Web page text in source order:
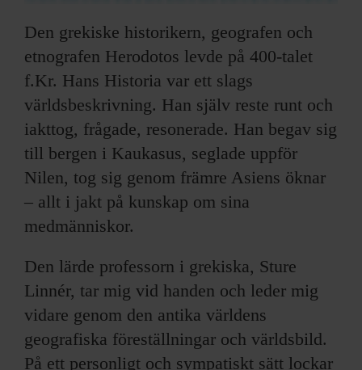
Den grekiske historikern, geografen och
etnografen Herodotos levde på 400-talet
f.Kr. Hans Historia var ett slags
världsbeskrivning. Han själv reste runt och
iakttog, frågade, resonerade. Han begav sig
till bergen i Kaukasus, seglade uppför
Nilen, tog sig genom främre Asiens öknar
– allt i jakt på kunskap om sina
medmänniskor.
Den lärde professorn i grekiska, Sture
Linnér, tar mig vid handen och leder mig
vidare genom den antika världens
geografiska föreställningar och världsbild.
På ett personligt och sympatiskt sätt lockar